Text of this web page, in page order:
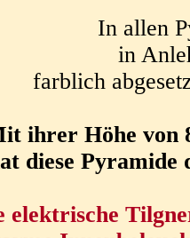
In allen
in
farblich
ihrer Höhe von
diese
elektrische